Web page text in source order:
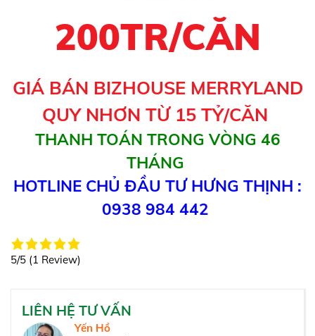
200TR/CĂN
GIÁ BÁN BIZHOUSE MERRYLAND
QUY NHƠN TỪ 15 TỶ/CĂN
THANH TOÁN TRONG VÒNG 46
THÁNG
HOTLINE CHỦ ĐẦU TƯ HƯNG THỊNH :
0938 984 442
5/5 (1 Review)
LIÊN HỆ TƯ VẤN
Yến Hồ